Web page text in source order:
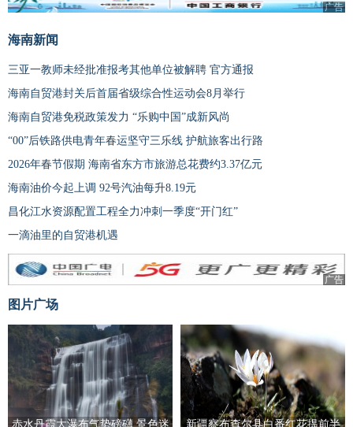
广告
海南新闻
三亚一教师未经批准报考其他单位被解聘 官方通报
海南自贸港封关后首届省级综合性运动会8月举行
海南自贸港免税政策发力 “乐购中国”成新风尚
“00”后铁路供电青年春运坚守三乐线 护航旅客出行路
2026年春节假期 海南省东方市旅游总花费约3.37亿元
海南油价今起上调 92号汽油每升8.19元
昌化江水资源配置工程全力冲刺一季度“开门红”
一滴油里的自贸港机遇
广告
图片广场
赤水丹霞大瀑布气势磅礴 景色迷 新疆察布查尔县白番红花提前半